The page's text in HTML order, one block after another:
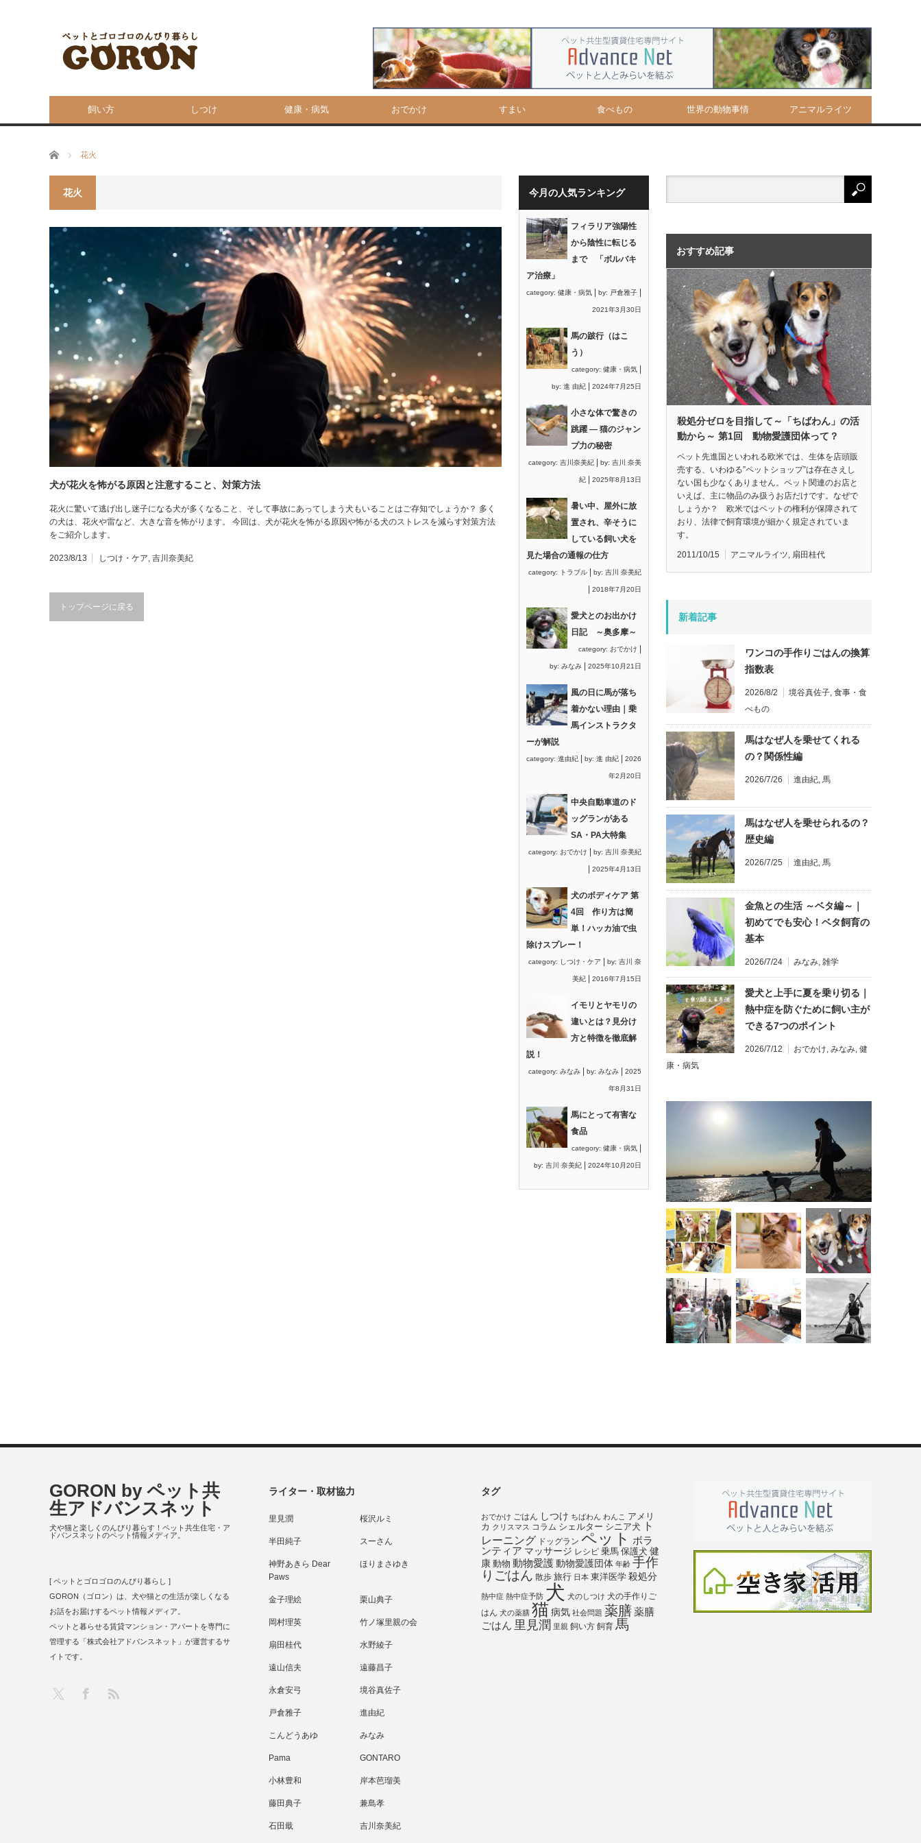
飼い方 しつけ 健康・病気 おでかけ すまい 食べもの 世界の動物事情 アニマルライツ
ホーム 花火
花火
犬が花火を怖がる原因と注意すること、対策方法
花火に驚いて逃げ出し迷子になる犬が多くなること、そして事故にあってしまう犬もいることはご存知でしょうか？ 多く
の犬は、花火や雷など、大きな音を怖がります。 今回は、犬が花火を怖がる原因や怖がる犬のストレスを減らす対策方法
をご紹介します。
2023/8/13 しつけ・ケア, 吉川奈美紀
トップページに戻る
今月の人気ランキング
フィラリア強陽性
から陰性に転じる
まで 「ボルバキ
ア治療」
category: 健康・病気 by: 戸倉雅子
2021年3月30日
馬の跛行（はこ
う）
category: 健康・病気
by: 進 由紀 2024年7月25日
小さな体で驚きの
跳躍 ― 猫のジャン
プ力の秘密
category: 吉川奈美紀 by: 吉川 奈美
紀 2025年8月13日
暑い中、屋外に放
置され、辛そうに
している飼い犬を
見た場合の通報の仕方
category: トラブル by: 吉川 奈美紀
2018年7月20日
愛犬とのお出かけ
日記 ～奥多摩～
category: おでかけ
by: みなみ 2025年10月21日
風の日に馬が落ち
着かない理由｜乗
馬インストラクタ
ーが解説
category: 進由紀 by: 進 由紀 2026
年2月20日
中央自動車道のド
ッグランがある
SA・PA大特集
category: おでかけ by: 吉川 奈美紀
2025年4月13日
犬のボディケア 第
4回 作り方は簡
単！ハッカ油で虫
除けスプレー！
category: しつけ・ケア by: 吉川 奈
美紀 2016年7月15日
イモリとヤモリの
違いとは？見分け
方と特徴を徹底解
説！
category: みなみ by: みなみ 2025
年8月31日
馬にとって有害な
食品
category: 健康・病気
by: 吉川 奈美紀 2024年10月20日
おすすめ記事
殺処分ゼロを目指して～「ちばわん」の活
動から～ 第1回 動物愛護団体って？
ペット先進国といわれる欧米では、生体を店頭販
売する、いわゆる”ペットショップ”は存在さえし
ない国も少なくありません。ペット関連のお店と
いえば、主に物品のみ扱うお店だけです。なぜで
しょうか？ 欧米ではペットの権利が保障されて
おり、法律で飼育環境が細かく規定されていま
す。
2011/10/15 アニマルライツ 扇田桂代
新着記事
ワンコの手作りごはんの換算
指数表
2026/8/2 境谷真佐子 食事・食
べもの
馬はなぜ人を乗せてくれる
の？関係性編
2026/7/26 進由紀 馬
馬はなぜ人を乗せられるの？
歴史編
2026/7/25 進由紀 馬
金魚との生活 ～ベタ編～｜
初めてでも安心！ベタ飼育の
基本
2026/7/24 みなみ 雑学
愛犬と上手に夏を乗り切る｜
熱中症を防ぐために飼い主が
できる7つのポイント
2026/7/12 おでかけ みなみ 健
康・病気
ライター・取材協力
里見潤 桜沢ルミ
半田純子 スーさん
神野あきら Dear
Paws
ほりまさゆき
金子理絵 栗山典子
岡村理英 竹ノ塚里親の会
扇田桂代 水野綾子
遠山信夫 遠藤昌子
永倉安弓 境谷真佐子
戸倉雅子 進由紀
こんどうあゆ みなみ
Pama GONTARO
小林豊和 岸本芭瑠美
藤田典子 兼島孝
石田戢 吉川奈美紀
タグ
おでかけ ごはん しつけ ちばわん わんこ アメリ
カ クリスマス コラム シェルター シニア犬
ト
レーニング ドッグラン ペット
ボラ
ンティア マッサージ レシピ 乗馬 保護犬 健
康 動物 動物愛護動物愛護団体 年齢 手作
りごはん 散歩 旅行 日本 東洋医学 殺処分
熱中症 熱中症予防 犬 犬のしつけ 犬の手作りご
はん 犬の薬膳 猫 病気 社会問題 薬膳薬膳
ごはん 里見潤 里親 飼い方 飼育 馬
GORON by ペット共
生アドバンスネット
犬や猫と楽しくのんびり暮らす！ペット共生住宅・ア
ドバンスネットのペット情報メディア。
[ ペットとゴロゴロのんびり暮らし ]
GORON（ゴロン）は、犬や猫との生活が楽しくなる
お話をお届けするペット情報メディア。
ペットと暮らせる賃貸マンション・アパートを専門に
管理する「株式会社アドバンスネット」が運営するサ
イトです。
Facebook
RSS